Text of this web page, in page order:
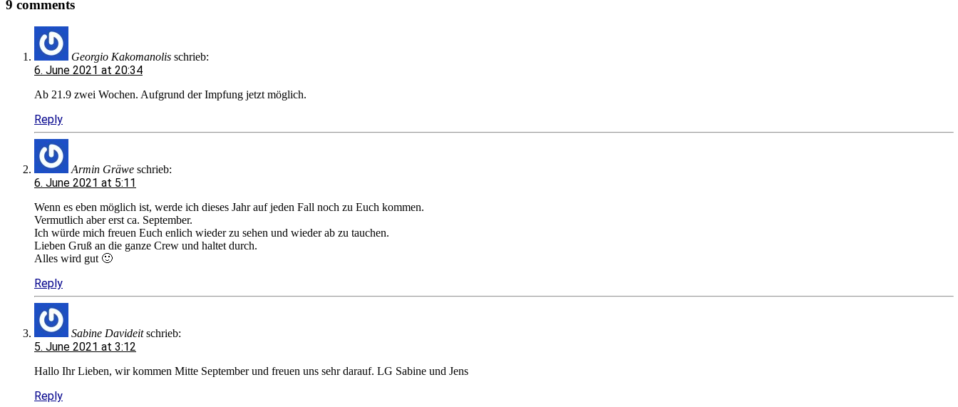
ich
nicht
Ägypten,
Jahr
wieder
Zurück
9 comments
Georgio Kakomanolis schrieb:
6. June 2021 at 20:34
Ab 21.9 zwei Wochen. Aufgrund der Impfung jetzt möglich.
Reply
Armin Gräwe schrieb:
6. June 2021 at 5:11
Wenn es eben möglich ist, werde ich dieses Jahr auf jeden Fall noch zu Euch kommen.
Vermutlich aber erst ca. September.
Ich würde mich freuen Euch enlich wieder zu sehen und wieder ab zu tauchen.
Lieben Gruß an die ganze Crew und haltet durch.
Alles wird gut 🙂
Reply
Sabine Davideitschrieb:
5. June 2021 at 3:12
Hallo Ihr Lieben, wir kommen Mitte September und freuen uns sehr darauf. LG Sabine und Jens
Reply